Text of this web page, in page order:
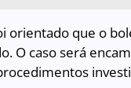
orientado que o
O caso será